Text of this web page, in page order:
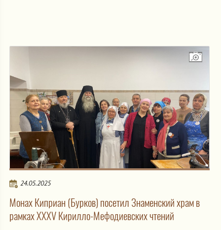
24.05.2025
Монах Киприан (Бурков) посетил Знаменский храм в
рамках XXXV Кирилло-Мефодиевских чтений